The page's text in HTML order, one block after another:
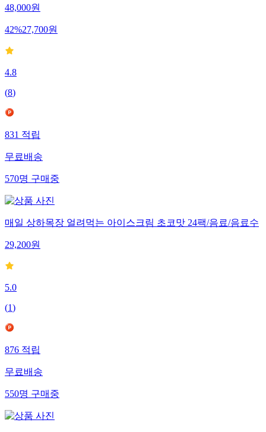
48,000원
42%27,700원
4.8
(8)
831 적립
무료배송
570명 구매중
매일 상하목장 얼려먹는 아이스크림 초코맛 24팩/음료/음료수
29,200원
5.0
(1)
876 적립
무료배송
550명 구매중